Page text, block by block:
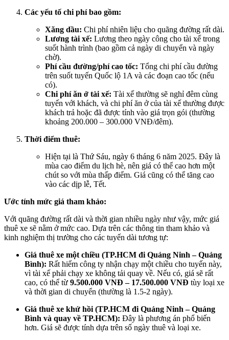
Các yếu tố chi phí bao gồm:
Xăng dầu: Chi phí nhiên liệu cho quãng đường rất dài.
Lương tài xế: Lương theo ngày công cho tài xế trong
suốt hành trình (bao gồm cả ngày di chuyển và ngày
chờ).
Phí cầu đường/phí cao tốc: Tổng chi phí cầu đường
trên suốt tuyến Quốc lộ 1A và các đoạn cao tốc (nếu
có).
Chi phí ăn ở tài xế: Tài xế thường sẽ nghỉ đêm cùng
tuyến với khách, và chi phí ăn ở của tài xế thường được
khách trả hoặc đã được tính vào giá trọn gói (thường
khoảng 200.000 – 300.000 VNĐ/đêm).
Thời điểm thuê:
Hiện tại là Thứ Sáu, ngày 6 tháng 6 năm 2025. Đây là
mùa cao điểm du lịch hè, nên giá có thể cao hơn một
chút so với mùa thấp điểm. Giá cũng có thể tăng cao
vào các dịp lễ, Tết.
Ước tính mức giá tham khảo:
Với quãng đường rất dài và thời gian nhiều ngày như vậy, mức giá
thuê xe sẽ nằm ở mức cao. Dựa trên các thông tin tham khảo và
kinh nghiệm thị trường cho các tuyến dài tương tự:
Giá thuê xe một chiều (TP.HCM đi Quảng Ninh – Quảng
Bình): Rất hiếm công ty nhận chạy một chiều cho tuyến này,
vì tài xế phải chạy xe không tải quay về. Nếu có, giá sẽ rất
cao, có thể từ 9.500.000 VNĐ – 17.500.000 VNĐ tùy loại xe
và thời gian di chuyển (thường là 1.5-2 ngày).
Giá thuê xe khứ hồi (TP.HCM đi Quảng Ninh – Quảng
Bình và quay về TP.HCM): Đây là phương án phổ biến
hơn. Giá sẽ được tính dựa trên số ngày thuê và loại xe.